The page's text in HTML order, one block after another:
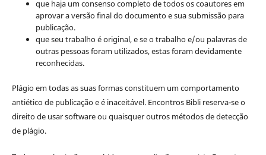
que haja um consenso completo de todos os coautores em
aprovar a versão final do documento e sua submissão para
publicação.
que seu trabalho é original, e se o trabalho e/ou palavras de
outras pessoas foram utilizados, estas foram devidamente
reconhecidas.
Plágio em todas as suas formas constituem um comportamento
antiético de publicação e é inaceitável. Encontros Bibli reserva-se o
direito de usar software ou quaisquer outros métodos de detecção
de plágio.